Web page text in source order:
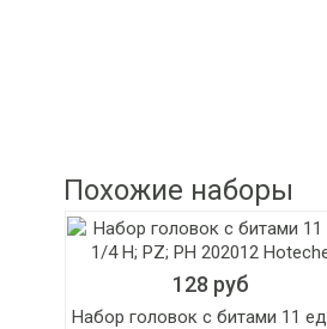
Похожие наборы
128 руб
Набор головок с битами 11 ед